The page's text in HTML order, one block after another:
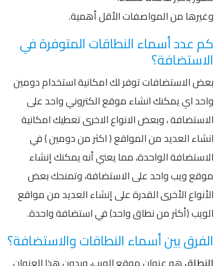
وغيرها من المواصفات الأقل أهمية.
كم عدد أسماء النطاقات المتوفرة في
الاستضافة؟
بعض الاستضافات توفر لك امكانية استخدام دومين
واحد اي يمكنك انشاء موقع الكتروني واحد على
الاستضافة ، وبعض الانواع الاخرى تعطيك امكانية
انشاء العديد من المواقع ( اكثر من دومين ) في
الاستضافة الواحدة، مما يعني أنه يمكنك إنشاء
موقع ويب واحد على الاستضافة، وتمنحك بعض
الأنواع الأخرى القدرة على إنشاء العديد من مواقع
الويب (أكثر من نطاق واحد) في استضافة واحدة.
الفرق بين أسماء النطاقات والاستضافة؟